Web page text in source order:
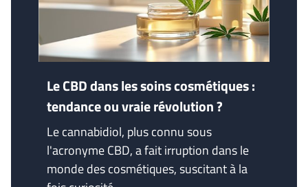
Le CBD dans les soins cosmétiques :
tendance ou vraie révolution ?
Le cannabidiol, plus connu sous
l'acronyme CBD, a fait irruption dans le
monde des cosmétiques, suscitant à la